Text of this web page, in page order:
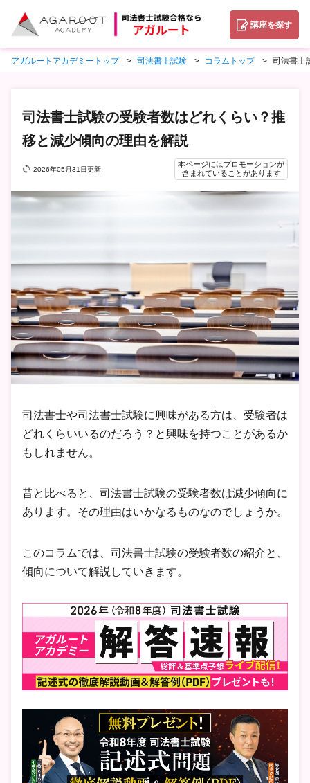
講座を探す
アガルートアカデミートップ 司法書士試験 コラムトップ 司法書士
司法書士試験の受験者数はどれくらい？推
移と減少傾向の理由を解説
2026年05月31日更新
本ページにはプロモーションが
含まれていることがあります
司法書士や司法書士試験に興味がある方は、受験者は
どれくらいいるのだろう？と興味を持つことがあるか
もしれません。
昔と比べると、司法書士試験の受験者数は減少傾向に
あります。その理由はいかなるものなのでしょうか。
このコラムでは、司法書士試験の受験者数の紹介と、
傾向について解説していきます。